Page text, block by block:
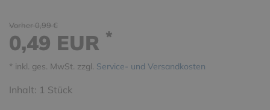
Vorher 0,99 €
0,49 EUR *
* inkl. ges. MwSt. zzgl. Service- und Versandkosten
Inhalt: 1 Stück